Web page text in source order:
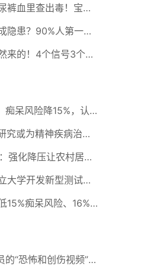
记者穿一晚纸尿裤血里查出毒！宝宝血液浓度竟是成人的5倍？
一管扶他林竟成隐患？90%人第一步就错了！
肝腹水不是突然来的！4个信号3个管理要点别等肚子鼓起来
强化血压控制：痴呆风险降15%，认知障碍风险降16%！
神经胶质细胞研究或为精神疾病治疗带来新希望
34000人研究：强化降压让农村居民认知障碍风险降16%！
杜克新加坡国立大学开发新型测试助力T细胞免疫疗法监测
强化降压：降低15%痴呆风险、16%认知障碍风险！
社交媒体审核员的“恐怖和创伤视频”背后黑暗世界